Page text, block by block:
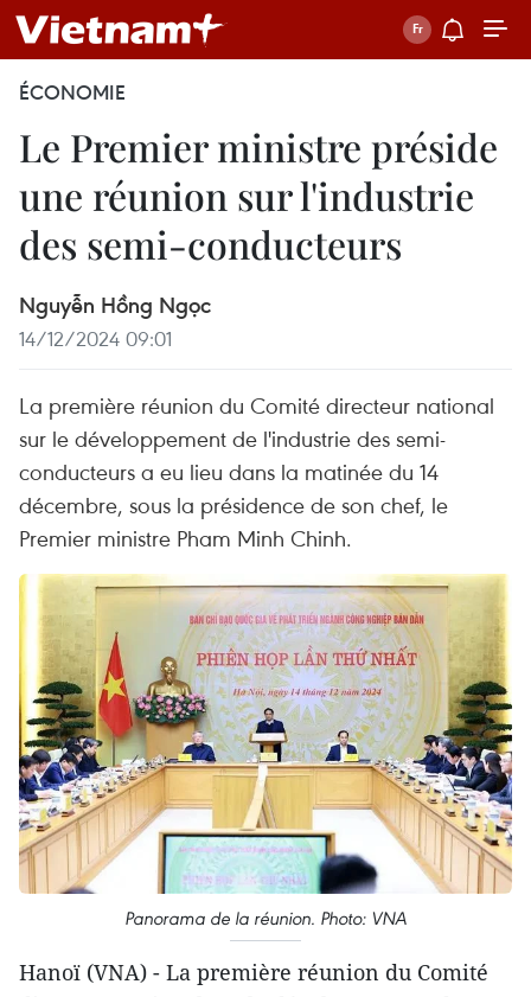
ÉCONOMIE
Le Premier ministre préside
une réunion sur l'industrie
des semi-conducteurs
Nguyễn Hồng Ngọc
14/12/2024 09:01
La première réunion du Comité directeur national
sur le développement de l'industrie des semi-
conducteurs a eu lieu dans la matinée du 14
décembre, sous la présidence de son chef, le
Premier ministre Pham Minh Chinh.
Panorama de la réunion. Photo: VNA
Hanoï (VNA) - La première réunion du Comité